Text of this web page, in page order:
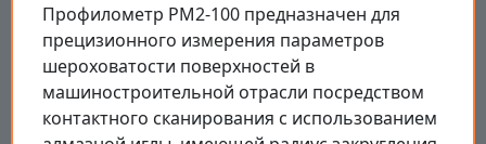
Профилометр PM2-100 предназначен для
прецизионного измерения параметров
шероховатости поверхностей в
машиностроительной отрасли посредством
контактного сканирования с использованием